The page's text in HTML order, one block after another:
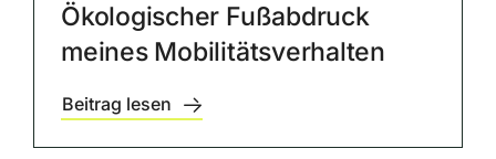
Ökologischer Fußabdruck
meines Mobilitätsverhalten
Beitrag lesen